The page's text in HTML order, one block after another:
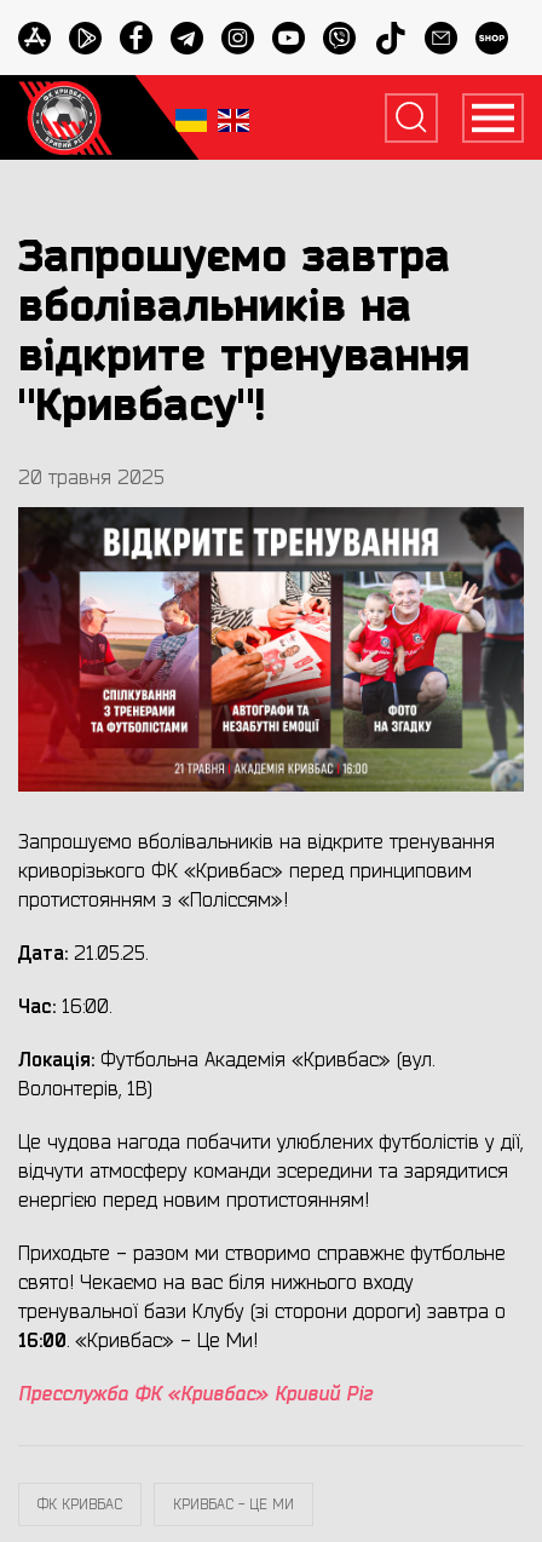
Запрошуємо завтра
вболівальників на
відкрите тренування
"Кривбасу"!
20 травня 2025
Запрошуємо вболівальників на відкрите тренування
криворізького ФК «Кривбас» перед принциповим
протистоянням з «Поліссям»!
Дата: 21.05.25.
Час: 16:00.
Локація: Футбольна Академія «Кривбас» (вул.
Волонтерів, 1В)
Це чудова нагода побачити улюблених футболістів у дії,
відчути атмосферу команди зсередини та зарядитися
енергією перед новим протистоянням!
Приходьте - разом ми створимо справжнє футбольне
свято! Чекаємо на вас біля нижнього входу
тренувальної бази Клубу (зі сторони дороги) завтра о
16:00. «Кривбас» - Це Ми!
Пресслужба ФК «Кривбас» Кривий Ріг
ФК КРИВБАС КРИВБАС - ЦЕ МИ